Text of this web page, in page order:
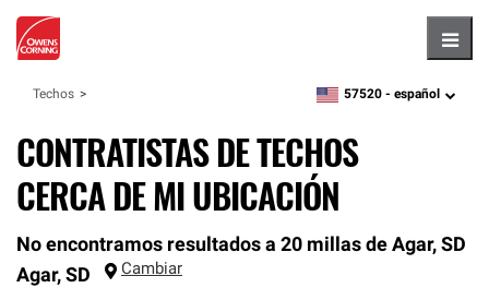
Techos zipcode,language
57520 - español
CONTRATISTAS DE TECHOS
CERCA DE MI UBICACIÓN
No encontramos resultados a 20 millas de Agar, SD
Agar, SD Cambiar